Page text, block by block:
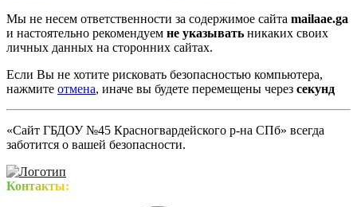
Мы не несем ответственности за содержимое сайта mailaae.ga
и настоятельно рекомендуем не указывать никаких своих
личных данных на сторонних сайтах.
Если Вы не хотите рисковать безопасностью компьютера,
нажмите отмена, иначе вы будете перемещены через секунд
«Сайт ГБДОУ №45 Красногвардейского р-на СПб» всегда
заботится о вашей безопасности.
Контакты: